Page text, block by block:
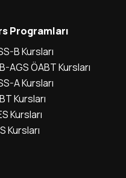
Programları
B Kursları
AGS ÖABT Kursları
A Kursları
Kursları
Kursları
Kursları